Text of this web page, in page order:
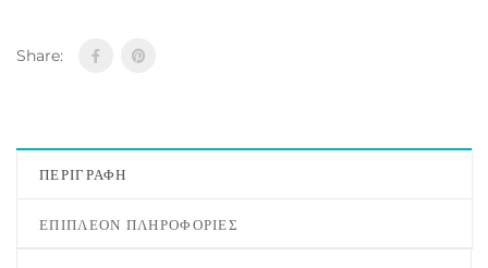
Share:
ΠΕΡΙΓΡΑΦΉ
ΕΠΙΠΛΈΟΝ ΠΛΗΡΟΦΟΡΊΕΣ